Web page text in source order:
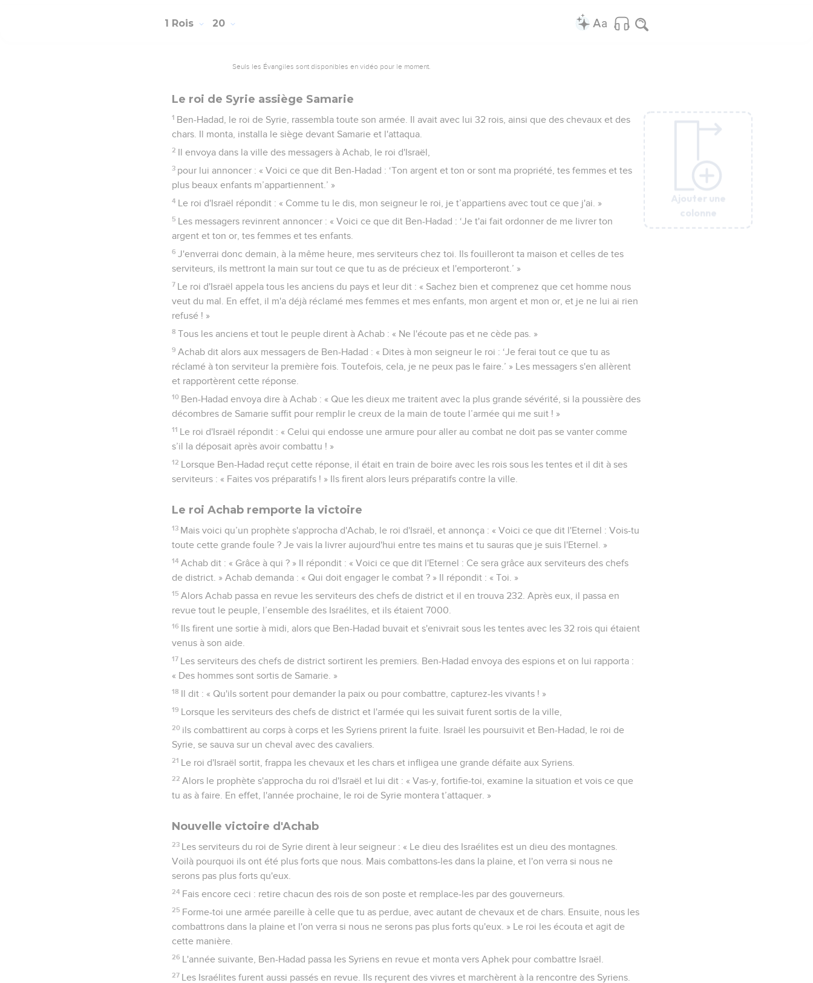
Ajouter une
colonne
Ajouter une
colonne
1 Rois 20
Seuls les Évangiles sont disponibles en vidéo pour le moment.
Le roi de Syrie assiège Samarie
1 Ben-Hadad, le roi de Syrie, rassembla toute son armée. Il avait avec lui 32 rois, ainsi que des chevaux et des
chars. Il monta, installa le siège devant Samarie et l'attaqua.
2 Il envoya dans la ville des messagers à Achab, le roi d'Israël,
3 pour lui annoncer : « Voici ce que dit Ben-Hadad : ‘Ton argent et ton or sont ma propriété, tes femmes et tes
plus beaux enfants m’appartiennent.’ »
4 Le roi d'Israël répondit : « Comme tu le dis, mon seigneur le roi, je t’appartiens avec tout ce que j'ai. »
5 Les messagers revinrent annoncer : « Voici ce que dit Ben-Hadad : ‘Je t'ai fait ordonner de me livrer ton
argent et ton or, tes femmes et tes enfants.
6 J'enverrai donc demain, à la même heure, mes serviteurs chez toi. Ils fouilleront ta maison et celles de tes
serviteurs, ils mettront la main sur tout ce que tu as de précieux et l'emporteront.’ »
7 Le roi d'Israël appela tous les anciens du pays et leur dit : « Sachez bien et comprenez que cet homme nous
veut du mal. En effet, il m'a déjà réclamé mes femmes et mes enfants, mon argent et mon or, et je ne lui ai rien
refusé ! »
8 Tous les anciens et tout le peuple dirent à Achab : « Ne l'écoute pas et ne cède pas. »
9 Achab dit alors aux messagers de Ben-Hadad : « Dites à mon seigneur le roi : ‘Je ferai tout ce que tu as
réclamé à ton serviteur la première fois. Toutefois, cela, je ne peux pas le faire.’ » Les messagers s'en allèrent
et rapportèrent cette réponse.
10 Ben-Hadad envoya dire à Achab : « Que les dieux me traitent avec la plus grande sévérité, si la poussière des
décombres de Samarie suffit pour remplir le creux de la main de toute l’armée qui me suit ! »
11 Le roi d'Israël répondit : « Celui qui endosse une armure pour aller au combat ne doit pas se vanter comme
s’il la déposait après avoir combattu ! »
12 Lorsque Ben-Hadad reçut cette réponse, il était en train de boire avec les rois sous les tentes et il dit à ses
serviteurs : « Faites vos préparatifs ! » Ils firent alors leurs préparatifs contre la ville.
Le roi Achab remporte la victoire
13 Mais voici qu’un prophète s'approcha d'Achab, le roi d'Israël, et annonça : « Voici ce que dit l'Eternel : Vois-tu
toute cette grande foule ? Je vais la livrer aujourd'hui entre tes mains et tu sauras que je suis l'Eternel. »
14 Achab dit : « Grâce à qui ? » Il répondit : « Voici ce que dit l'Eternel : Ce sera grâce aux serviteurs des chefs
de district. » Achab demanda : « Qui doit engager le combat ? » Il répondit : « Toi. »
15 Alors Achab passa en revue les serviteurs des chefs de district et il en trouva 232. Après eux, il passa en
revue tout le peuple, l’ensemble des Israélites, et ils étaient 7000.
16 Ils firent une sortie à midi, alors que Ben-Hadad buvait et s'enivrait sous les tentes avec les 32 rois qui étaient
venus à son aide.
17 Les serviteurs des chefs de district sortirent les premiers. Ben-Hadad envoya des espions et on lui rapporta :
« Des hommes sont sortis de Samarie. »
18 Il dit : « Qu'ils sortent pour demander la paix ou pour combattre, capturez-les vivants ! »
19 Lorsque les serviteurs des chefs de district et l'armée qui les suivait furent sortis de la ville,
20 ils combattirent au corps à corps et les Syriens prirent la fuite. Israël les poursuivit et Ben-Hadad, le roi de
Syrie, se sauva sur un cheval avec des cavaliers.
21 Le roi d'Israël sortit, frappa les chevaux et les chars et infligea une grande défaite aux Syriens.
22 Alors le prophète s'approcha du roi d'Israël et lui dit : « Vas-y, fortifie-toi, examine la situation et vois ce que
tu as à faire. En effet, l'année prochaine, le roi de Syrie montera t’attaquer. »
Nouvelle victoire d'Achab
23 Les serviteurs du roi de Syrie dirent à leur seigneur : « Le dieu des Israélites est un dieu des montagnes.
Voilà pourquoi ils ont été plus forts que nous. Mais combattons-les dans la plaine, et l'on verra si nous ne
serons pas plus forts qu'eux.
24 Fais encore ceci : retire chacun des rois de son poste et remplace-les par des gouverneurs.
25 Forme-toi une armée pareille à celle que tu as perdue, avec autant de chevaux et de chars. Ensuite, nous les
combattrons dans la plaine et l'on verra si nous ne serons pas plus forts qu'eux. » Le roi les écouta et agit de
cette manière.
26 L'année suivante, Ben-Hadad passa les Syriens en revue et monta vers Aphek pour combattre Israël.
27 Les Israélites furent aussi passés en revue. Ils reçurent des vivres et marchèrent à la rencontre des Syriens.
Ajouter une
colonne
Ajouter une
colonne
Ajouter une
colonne